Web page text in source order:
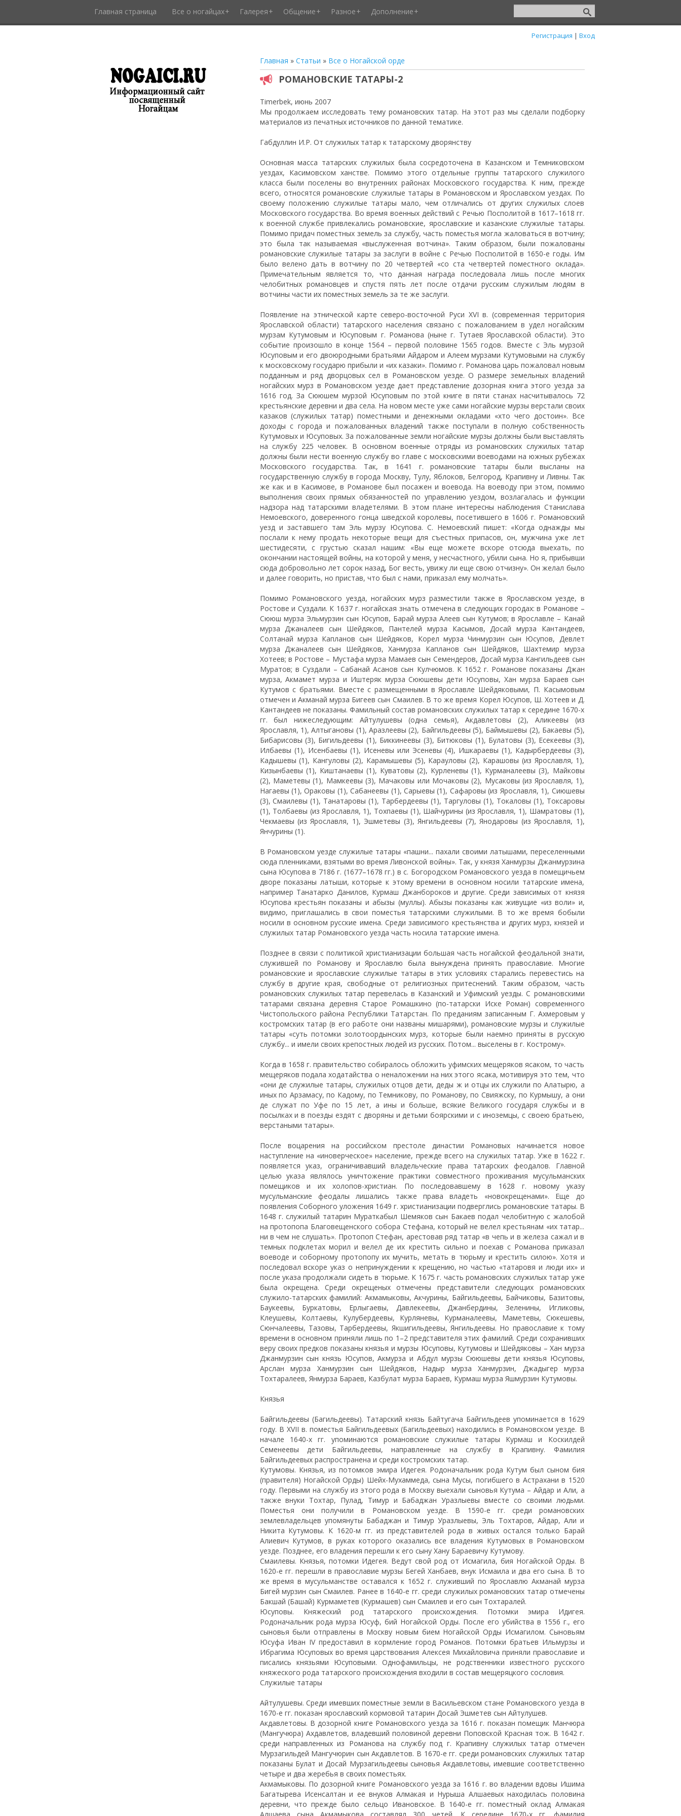
Главная страница Все о ногайцах Галерея Общение Разное Дополнение
Регистрация | Вход
Главная » Статьи » Все о Ногайской орде
РОМАНОВСКИЕ ТАТАРЫ-2
Timerbek, июнь 2007
Мы продолжаем исследовать тему романовских татар. На этот раз мы сделали подборку
материалов из печатных источников по данной тематике.
Габдуллин И.Р. От служилых татар к татарскому дворянству
Основная масса татарских служилых была сосредоточена в Казанском и Темниковском
уездах, Касимовском ханстве. Помимо этого отдельные группы татарского служилого
класса были поселены во внутренних районах Московского государства. К ним, прежде
всего, относятся романовские служилые татары в Романовском и Ярославском уездах. По
своему положению служилые татары мало, чем отличались от других служилых слоев
Московского государства. Во время военных действий с Речью Посполитой в 1617–1618 гг.
к военной службе привлекались романовские, ярославские и казанские служилые татары.
Помимо придач поместных земель за службу, часть поместья могла жаловаться в вотчину;
это была так называемая «выслуженная вотчина». Таким образом, были пожалованы
романовские служилые татары за заслуги в войне с Речью Посполитой в 1650-е годы. Им
было велено дать в вотчину по 20 четвертей «со ста четвертей поместного оклада».
Примечательным является то, что данная награда последовала лишь после многих
челобитных романовцев и спустя пять лет после отдачи русским служилым людям в
вотчины части их поместных земель за те же заслуги.
Появление на этнической карте северо-восточной Руси XVI в. (современная территория
Ярославской области) татарского населения связано с пожалованием в удел ногайским
мурзам Кутумовым и Юсуповым г. Романова (ныне г. Тутаев Ярославской области). Это
событие произошло в конце 1564 – первой половине 1565 годов. Вместе с Эль мурзой
Юсуповым и его двоюродными братьями Айдаром и Алеем мурзами Кутумовыми на службу
к московскому государю прибыли и «их казаки». Помимо г. Романова царь пожаловал новым
подданным и ряд дворцовых сел в Романовском уезде. О размере земельных владений
ногайских мурз в Романовском уезде дает представление дозорная книга этого уезда за
1616 год. За Сююшем мурзой Юсуповым по этой книге в пяти станах насчитывалось 72
крестьянские деревни и два села. На новом месте уже сами ногайские мурзы верстали своих
казаков (служилых татар) поместными и денежными окладами «хто чего достоин». Все
доходы с города и пожалованных владений также поступали в полную собственность
Кутумовых и Юсуповых. За пожалованные земли ногайские мурзы должны были выставлять
на службу 225 человек. В основном военные отряды из романовских служилых татар
должны были нести военную службу во главе с московскими воеводами на южных рубежах
Московского государства. Так, в 1641 г. романовские татары были высланы на
государственную службу в города Москву, Тулу, Яблоков, Белгород, Крапивну и Ливны. Так
же как и в Касимове, в Романове был посажен и воевода. На воеводу при этом, помимо
выполнения своих прямых обязанностей по управлению уездом, возлагалась и функции
надзора над татарскими владетелями. В этом плане интересны наблюдения Станислава
Немоевского, доверенного гонца шведской королевы, посетившего в 1606 г. Романовский
уезд и заставшего там Эль мурзу Юсупова. С. Немоевский пишет: «Когда однажды мы
послали к нему продать некоторые вещи для съестных припасов, он, мужчина уже лет
шестидесяти, с грустью сказал нашим: «Вы еще можете вскоре отсюда выехать, по
окончании настоящей войны, на которой у меня, у несчастного, убили сына. Но я, прибывши
сюда добровольно лет сорок назад, Бог весть, увижу ли еще свою отчизну». Он желал было
и далее говорить, но пристав, что был с нами, приказал ему молчать».
Помимо Романовского уезда, ногайских мурз разместили также в Ярославском уезде, в
Ростове и Суздали. К 1637 г. ногайская знать отмечена в следующих городах: в Романове –
Сююш мурза Эльмурзин сын Юсупов, Барай мурза Алеев сын Кутумов; в Ярославле – Канай
мурза Джаналеев сын Шейдяков, Пантелей мурза Касымов, Досай мурза Кантандеев,
Солтанай мурза Капланов сын Шейдяков, Корел мурза Чинмурзин сын Юсупов, Девлет
мурза Джаналеев сын Шейдяков, Ханмурза Капланов сын Шейдяков, Шахтемир мурза
Хотеев; в Ростове – Мустафа мурза Мамаев сын Семендеров, Досай мурза Кангильдеев сын
Муратов; в Суздали – Сабанай Асанов сын Кулчюмов. К 1652 г. Романове показаны Джан
мурза, Акмамет мурза и Иштеряк мурза Сююшевы дети Юсуповы, Хан мурза Бараев сын
Кутумов с братьями. Вместе с размещенными в Ярославле Шейдяковыми, П. Касымовым
отмечен и Акманай мурза Бигеев сын Смаилев. В то же время Корел Юсупов, Ш. Хотеев и Д.
Кантандеев не показаны. Фамильный состав романовских служилых татар к середине 1670-х
гг. был нижеследующим: Айтулушевы (одна семья), Акдавлетовы (2), Аликеевы (из
Ярославля, 1), Алтыгановы (1), Аразлеевы (2), Байгильдеевы (5), Баймышевы (2), Бакаевы (5),
Бибарисовы (3), Бигильдеевы (1), Биккинеевы (3), Битюковы (1), Булатовы (3), Есекеевы (3),
Илбаевы (1), Исенбаевы (1), Исеневы или Эсеневы (4), Ишкараевы (1), Кадырбердеевы (3),
Кадышевы (1), Кангуловы (2), Карамышевы (5), Карауловы (2), Карашовы (из Ярославля, 1),
Кизынбаевы (1), Киштанаевы (1), Куватовы (2), Курленевы (1), Курманалеевы (3), Майковы
(2), Маметевы (1), Мамкеевы (3), Мачаковы или Мочаковы (2), Мусаковы (из Ярославля, 1),
Нагаевы (1), Ораковы (1), Сабанеевы (1), Сарыевы (1), Сафаровы (из Ярославля, 1), Сиюшевы
(3), Смаилевы (1), Танатаровы (1), Тарбердеевы (1), Таргуловы (1), Токаловы (1), Токсаровы
(1), Толбаевы (из Ярославля, 1), Тохпаевы (1), Шайчурины (из Ярославля, 1), Шамратовы (1),
Чекмаевы (из Ярославля, 1), Эшметевы (3), Янгильдеевы (7), Янодаровы (из Ярославля, 1),
Янчурины (1).
В Романовском уезде служилые татары «пашни... пахали своими латышами, переселенными
сюда пленниками, взятыми во время Ливонской войны». Так, у князя Ханмурзы Джанмурзина
сына Юсупова в 7186 г. (1677–1678 гг.) в с. Богородском Романовского уезда в помещичьем
дворе показаны латыши, которые к этому времени в основном носили татарские имена,
например Танатарко Данилов, Курмаш Джанбороков и другие. Среди зависимых от князя
Юсупова крестьян показаны и абызы (муллы). Абызы показаны как живущие «из воли» и,
видимо, приглашались в свои поместья татарскими служилыми. В то же время бобыли
носили в основном русские имена. Среди зависимого крестьянства и других мурз, князей и
служилых татар Романовского уезда часть носила татарские имена.
Позднее в связи с политикой христианизации большая часть ногайской феодальной знати,
служившей по Романову и Ярославлю была вынуждена принять православие. Многие
романовские и ярославские служилые татары в этих условиях старались перевестись на
службу в другие края, свободные от религиозных притеснений. Таким образом, часть
романовских служилых татар перевелась в Казанский и Уфимский уезды. С романовскими
татарами связана деревня Старое Ромашкино (по-татарски Иске Роман) современного
Чистопольского района Республики Татарстан. По преданиям записанным Г. Ахмеровым у
костромских татар (в его работе они названы мишарями), романовские мурзы и служилые
татары «суть потомки золотоордынских мурз, которые были наемно приняты в русскую
службу... и имели своих крепостных людей из русских. Потом... выселены в г. Кострому».
Когда в 1658 г. правительство собиралось обложить уфимских мещеряков ясаком, то часть
мещеряков подала ходатайства о неналожении на них этого ясака, мотивируя это тем, что
«они де служилые татары, служилых отцов дети, деды ж и отцы их служили по Алатырю, а
иных по Арзамасу, по Кадому, по Темникову, по Романову, по Свияжску, по Курмышу, а они
де служат по Уфе по 15 лет, а ины и больше, всякие Великого государя службы и в
посылках и в поезды ездят с дворяны и детьми боярскими и с иноземцы, с своею братьею,
верстаными татары».
После воцарения на российском престоле династии Романовых начинается новое
наступление на «иноверческое» население, прежде всего на служилых татар. Уже в 1622 г.
появляется указ, ограничивавший владельческие права татарских феодалов. Главной
целью указа являлось уничтожение практики совместного проживания мусульманских
помещиков и их холопов-христиан. По последовавшему в 1628 г. новому указу
мусульманские феодалы лишались также права владеть «новокрещенами». Еще до
появления Соборного уложения 1649 г. христианизации подверглись романовские татары. В
1648 г. служилый татарин Мураткабыл Шемяков сын Бакаев подал челобитную с жалобой
на протопопа Благовещенского собора Стефана, который не велел крестьянам «их татар...
ни в чем не слушать». Протопоп Стефан, арестовав ряд татар «в чепь и в железа сажал и в
темных подклетах морил и велел де их крестить сильно и поехав с Романова приказал
воеводе и соборному протопопу их мучить, метать в тюрьму и крестить силою». Хотя и
последовал вскоре указ о непринуждении к крещению, но частью «татаровя и люди их» и
после указа продолжали сидеть в тюрьме. К 1675 г. часть романовских служилых татар уже
была окрещена. Среди окрещеных отмечены представители следующих романовских
служило-татарских фамилий: Акмамыковы, Акчурины, Байгильдеевы, Байчиковы, Базитовы,
Баукеевы, Буркатовы, Ерлыгаевы, Давлекеевы, Джанбердины, Зеленины, Игликовы,
Клеушевы, Колтаевы, Кулубердеевы, Курляневы, Курманалеевы, Маметевы, Сюкешевы,
Сюнчалеевы, Тазовы, Тарбердеевы, Якшигильдеевы, Янгильдеевы. Но православие к тому
времени в основном приняли лишь по 1–2 представителя этих фамилий. Среди сохранивших
веру своих предков показаны князья и мурзы Юсуповы, Кутумовы и Шейдяковы – Хан мурза
Джанмурзин сын князь Юсупов, Акмурза и Абдул мурзы Сююшевы дети князья Юсуповы,
Арслан мурза Ханмурзин сын Шейдяков, Надыр мурза Ханмурзин, Джадыгер мурза
Тохтаралеев, Янмурза Бараев, Казбулат мурза Бараев, Курмаш мурза Яшмурзин Кутумовы.
Князья
Байгильдеевы (Багильдеевы). Татарский князь Байтугача Байгильдеев упоминается в 1629
году. В XVII в. поместья Байгильдеевых (Багильдеевых) находились в Романовском уезде. В
начале 1640-х гг. упоминаются романовские служилые татары Курмаш и Коскилдей
Семенеевы дети Байгильдеевы, направленные на службу в Крапивну. Фамилия
Байгильдеевых распространена и среди костромских татар.
Кутумовы. Князья, из потомков эмира Идегея. Родоначальник рода Кутум был сыном бия
(правителя) Ногайской Орды) Шейх-Мухаммеда, сына Мусы, погибшего в Астрахани в 1520
году. Первыми на службу из этого рода в Москву выехали сыновья Кутума – Айдар и Али, а
также внуки Тохтар, Пулад, Тимур и Бабаджан Уразлыевы вместе со своими людьми.
Поместья они получили в Романовском уезде. В 1590-е гг. среди романовских
землевладельцев упомянуты Бабаджан и Тимур Уразлыевы, Эль Тохтаров, Айдар, Али и
Никита Кутумовы. К 1620-м гг. из представителей рода в живых остался только Барай
Алиевич Кутумов, в руках которого оказались все владения Кутумовых в Романовском
уезде. Позднее, его владения перешли к его сыну Хану Бараевичу Кутумову.
Смаилевы. Князья, потомки Идегея. Ведут свой род от Исмагила, бия Ногайской Орды. В
1620-е гг. перешли в православие мурзы Бегей Ханбаев, внук Исмаила и два его сына. В то
же время в мусульманстве оставался к 1652 г. служивший по Ярославлю Акманай мурза
Бигей мурзин сын Смаилев. Ранее в 1640-е гг. среди служилых романовских татар отмечены
Бакшай (Башай) Курмаметев (Курмашев) сын Смаилев и его сын Тохтаралей.
Юсуповы. Княжеский род татарского происхождения. Потомки эмиpa Идигея.
Родоначальник рода мурза Юсуф, бий Ногайской Орды. После его убийства в 1556 г., его
сыновья были отправлены в Москву новым бием Ногайской Орды Исмагилом. Сыновьям
Юсуфа Иван IV предоставил в кормление город Романов. Потомки братьев Ильмурзы и
Ибрагима Юсуповых во время царствования Алексея Михайловича приняли православие и
писались князьями Юсуповыми. Однофамильцы, не родственники известного русского
княжеского рода татарского происхождения входили в состав мещеряцкого сословия.
Служилые татары
Айтулушевы. Среди имевших поместные земли в Васильевском стане Романовского уезда в
1670-е гг. показан ярославский кормовой татарин Досай Эшметев сын Айтулушев.
Акдавлетовы. В дозорной книге Романовского уезда за 1616 г. показан помещик Манчюра
(Мангучюра) Ахдавлетов, владевший половиной деревни Поповской Красная тож. В 1642 г.
среди направленных из Романова на службу под г. Крапивну служилых татар отмечен
Мурзагильдей Мангучюрин сын Акдавлетов. В 1670-е гг. среди романовских служилых татар
показаны Булат и Досай Мурзагильдеевы сыновья Акдавлетовы, имевшие соответственно
четыре и два жеребья в своих поместьях.
Акмамыковы. По дозорной книге Романовского уезда за 1616 г. во владении вдовы Ишима
Багатырева Исенсалтан и ее внуков Алмакая и Нурыша Алшаевых находилась половина
деревни, что прежде было сельцо Ивановское. В 1640-е гг. поместный оклад Алмакая